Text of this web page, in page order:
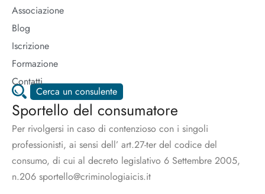
Associazione
Blog
Iscrizione
Formazione
Contatti
Cerca un consulente
Sportello del consumatore
Per rivolgersi in caso di contenzioso con i singoli
professionisti, ai sensi dell’ art.27-ter del codice del
consumo, di cui al decreto legislativo 6 Settembre 2005,
n.206 sportello@criminologiaicis.it